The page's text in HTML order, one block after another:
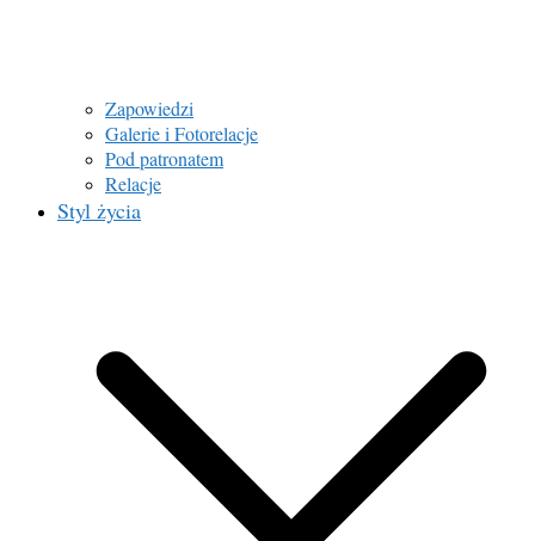
Zapowiedzi
Galerie i Fotorelacje
Pod patronatem
Relacje
Styl życia